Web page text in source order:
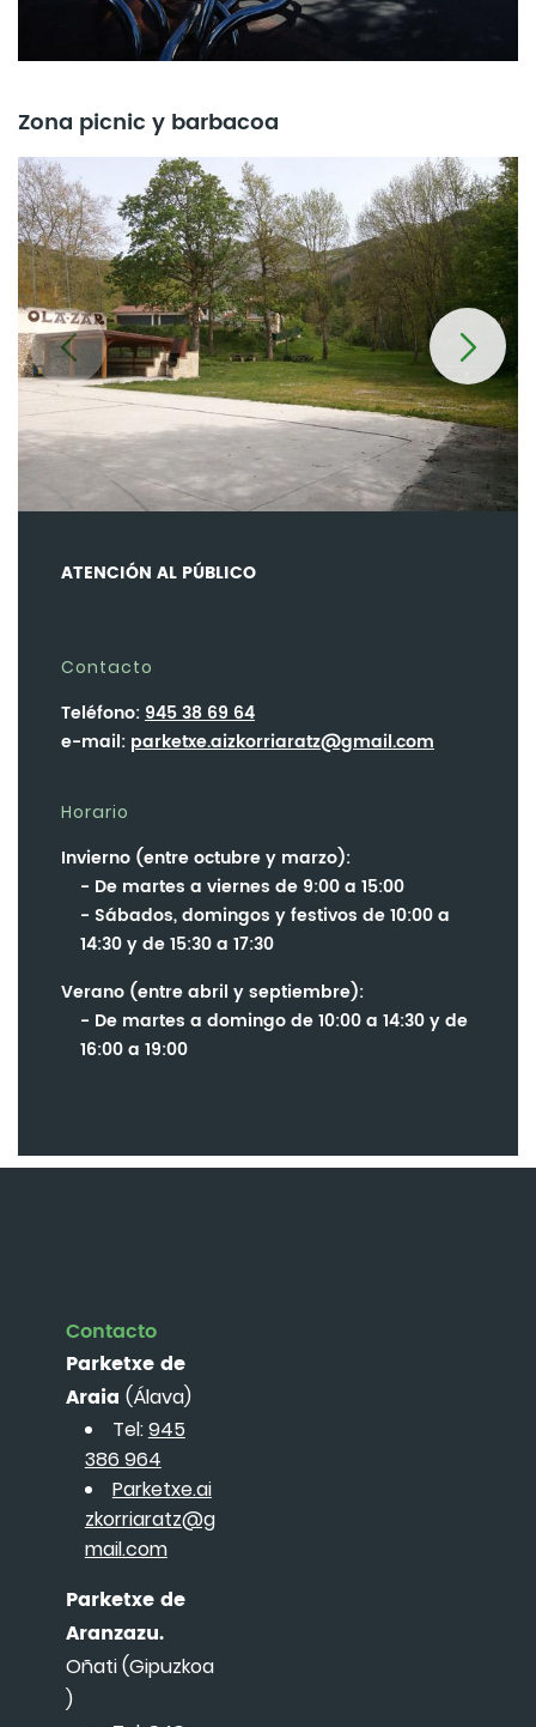
Zona picnic y barbacoa
ATENCIÓN AL PÚBLICO
Contacto
Teléfono:945 38 69 64
e-mail: parketxe.aizkorriaratz@gmail.com
Horario
Invierno (entre octubre y marzo):
De martes a viernes de 9:00 a 15:00
Sábados, domingos y festivos de 10:00 a
14:30 y de 15:30 a 17:30
Verano (entre abril y septiembre):
De martes a domingo de 10:00 a 14:30 y de
16:00 a 19:00
Contacto
Parketxe de
Araia (Álava)
Tel:945
386 964
Parketxe.ai
zkorriaratz@g
mail.com
Parketxe de
Aranzazu.
Oñati (Gipuzkoa
)